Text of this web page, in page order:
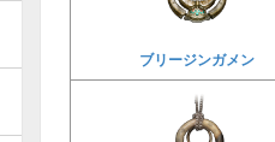
ブリージンガメン